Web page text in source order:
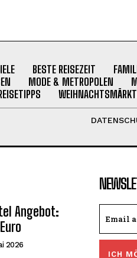
BESTE REISEZEIT
MODE & METROPOLEN
Angebot:
2026
ICH